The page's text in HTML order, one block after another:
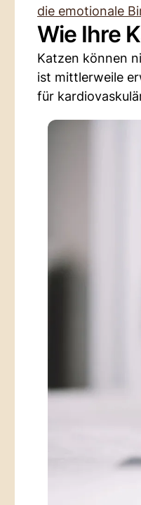
die emotionale
Wie Ihre
Katzen können
ist mittlerweile
für